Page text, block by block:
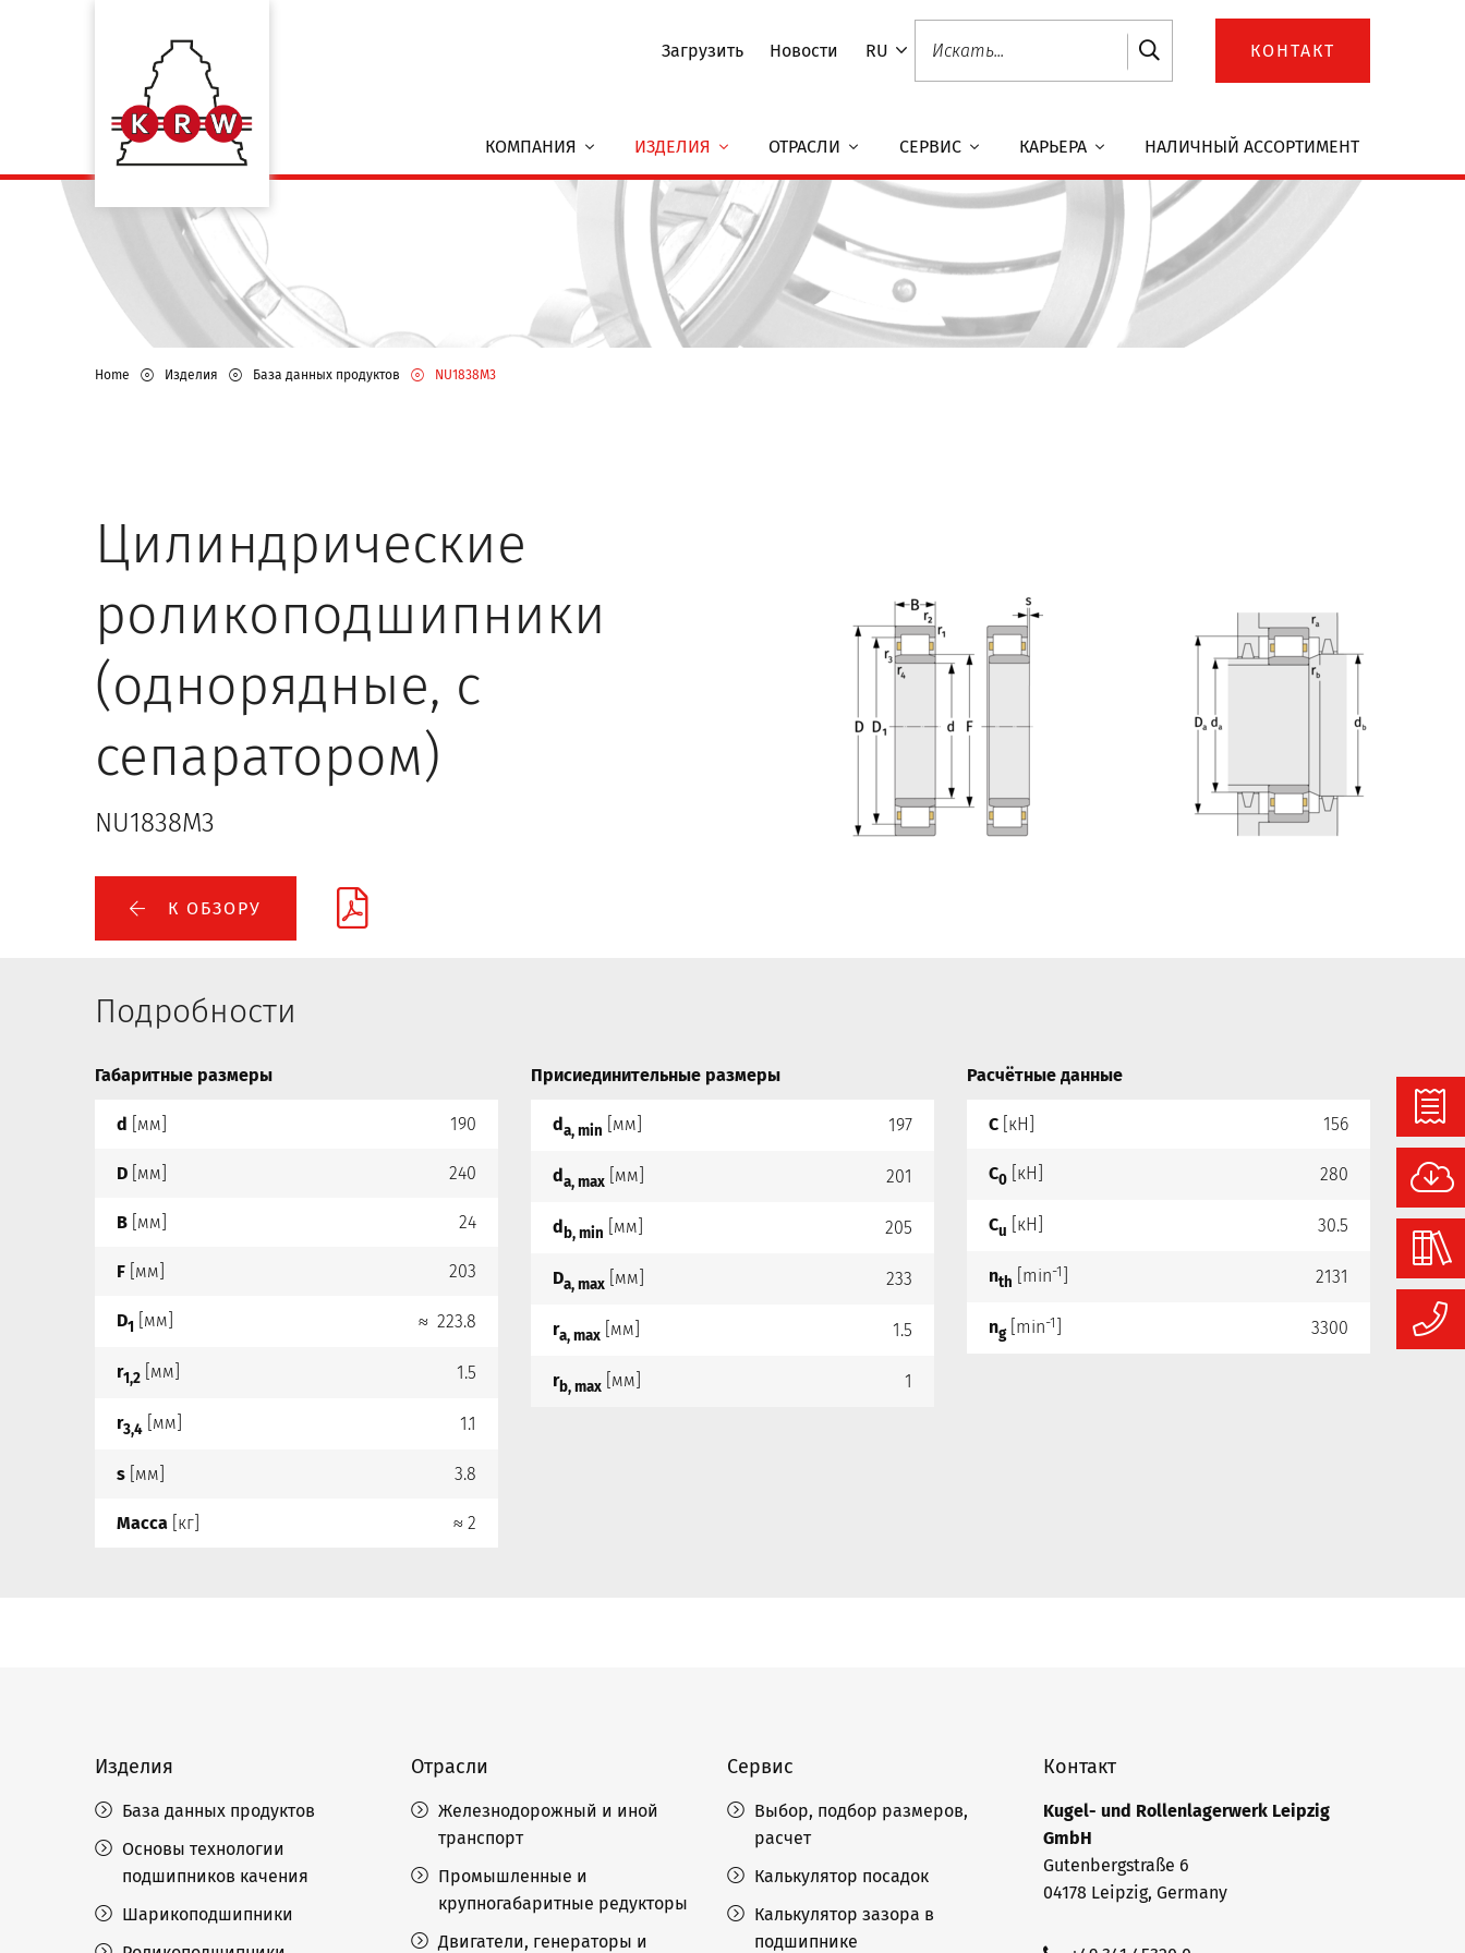
Загрузить Новости RU КОНТАКТ
КОМПАНИЯ ИЗДЕЛИЯ ОТРАСЛИ СЕРВИС КАРЬЕРА НАЛИЧНЫЙ АССОРТИМЕНТ
Home Изделия База данных продуктов NU1838M3
Цилиндрические
роликоподшипники
(однорядные, с
сепаратором)
NU1838M3
К ОБЗОРУ
Подробности
Габаритные размеры
d [мм] 190
D [мм] 240
B [мм] 24
F [мм] 203
D1 [мм] ≈ 223.8
r1,2 [мм] 1.5
r3,4 [мм] 1.1
s [мм] 3.8
Масса [кг] ≈ 2
Присиединительные размеры
da, min [мм] 197
da, max [мм] 201
db, min [мм] 205
Da, max [мм] 233
ra, max [мм] 1.5
rb, max [мм] 1
Расчётные данные
C [кН] 156
C0 [кН] 280
Cu [кН] 30.5
nth [min-1 2131
ng[min-1 3300
Изделия
База данных продуктов
Основы технологии
подшипников качения
Шарикоподшипники
Отрасли
Железнодорожный и иной
транспорт
Промышленные и
крупногабаритные редукторы
Двигатели, генераторы и
Сервис
Выбор, подбор размеров,
расчет
Калькулятор посадок
Калькулятор зазора в
подшипнике
Контакт
Kugel- und Rollenlagerwerk Leipzig
GmbH
Gutenbergstraße 6
04178 Leipzig, Germany